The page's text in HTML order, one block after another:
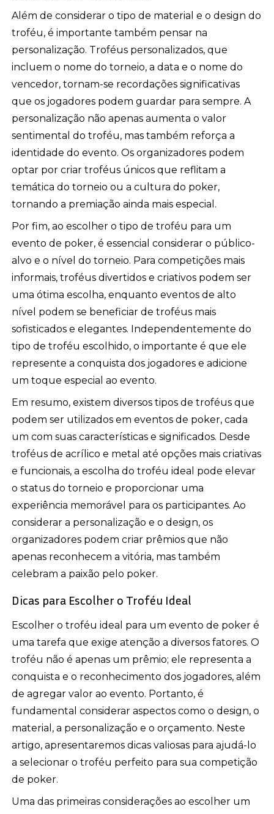
Além de considerar o tipo de material e o design do
troféu, é importante também pensar na
personalização. Troféus personalizados, que
incluem o nome do torneio, a data e o nome do
vencedor, tornam-se recordações significativas
que os jogadores podem guardar para sempre. A
personalização não apenas aumenta o valor
sentimental do troféu, mas também reforça a
identidade do evento. Os organizadores podem
optar por criar troféus únicos que reflitam a
temática do torneio ou a cultura do poker,
tornando a premiação ainda mais especial.
Por fim, ao escolher o tipo de troféu para um
evento de poker, é essencial considerar o público-
alvo e o nível do torneio. Para competições mais
informais, troféus divertidos e criativos podem ser
uma ótima escolha, enquanto eventos de alto
nível podem se beneficiar de troféus mais
sofisticados e elegantes. Independentemente do
tipo de troféu escolhido, o importante é que ele
represente a conquista dos jogadores e adicione
um toque especial ao evento.
Em resumo, existem diversos tipos de troféus que
podem ser utilizados em eventos de poker, cada
um com suas características e significados. Desde
troféus de acrílico e metal até opções mais criativas
e funcionais, a escolha do troféu ideal pode elevar
o status do torneio e proporcionar uma
experiência memorável para os participantes. Ao
considerar a personalização e o design, os
organizadores podem criar prêmios que não
apenas reconhecem a vitória, mas também
celebram a paixão pelo poker.
Dicas para Escolher o Troféu Ideal
Escolher o troféu ideal para um evento de poker é
uma tarefa que exige atenção a diversos fatores. O
troféu não é apenas um prêmio; ele representa a
conquista e o reconhecimento dos jogadores, além
de agregar valor ao evento. Portanto, é
fundamental considerar aspectos como o design, o
material, a personalização e o orçamento. Neste
artigo, apresentaremos dicas valiosas para ajudá-lo
a selecionar o troféu perfeito para sua competição
de poker.
Uma das primeiras considerações ao escolher um